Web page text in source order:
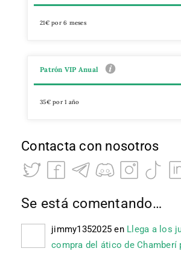
21€ por 6 meses
Patrón VIP Anual
35€ por 1 año
Contacta con nosotros
Se está comentando…
jimmy1352025 en Llega a los
compra del ático de Chamberí